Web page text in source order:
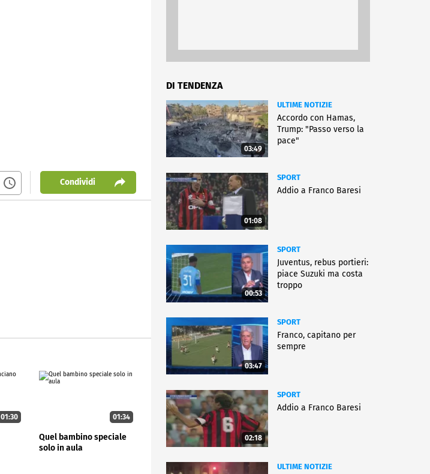
Condividi
01:30 01:34
Quel bambino speciale
solo in aula
DI TENDENZA
03:49
ULTIME NOTIZIE
Accordo con Hamas,
Trump: "Passo verso la
pace"
01:08
SPORT
Addio a Franco Baresi
00:53
SPORT
Juventus, rebus portieri:
piace Suzuki ma costa
troppo
03:47
SPORT
Franco, capitano per
sempre
02:18
SPORT
Addio a Franco Baresi
ULTIME NOTIZIE